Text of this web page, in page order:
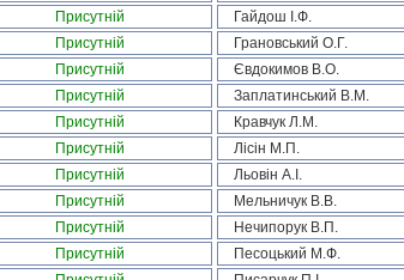
Присутній Гайдош І.Ф.
Присутній Грановський О.Г.
Присутній Євдокимов В.О.
Присутній Заплатинський В.М.
Присутній Кравчук Л.М.
Присутній Лісін М.П.
Присутній Льовін А.І.
Присутній Мельничук В.В.
Присутній Нечипорук В.П.
Присутній Песоцький М.Ф.